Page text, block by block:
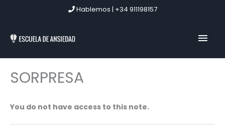
Hablemos | +34 911198157
SORPRESA
You do not have access to this note.